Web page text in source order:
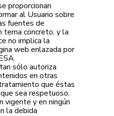
proporcionan
al Usuario sobre
fuentes de
tema concreto, y la
no implica la
web enlazada por
sólo autoriza
en otras
que éstas
sea respetuoso,
vigente y en ningún
la debida